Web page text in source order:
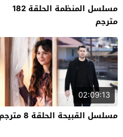
مسلسل المنظمة الحلقة 182
مترجم
02:09:13
مسلسل القبيحة الحلقة 8 مترجم